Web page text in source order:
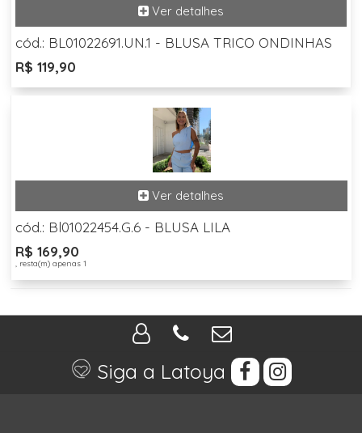
cód.: BL01022691.UN.1 - BLUSA TRICO ONDINHAS
R$ 119,90
cód.: Bl01022454.G.6 - BLUSA LILA
R$ 169,90
, resta(m) apenas 1
Siga a Latoya